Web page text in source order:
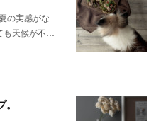
の実感がな
も天候が不…